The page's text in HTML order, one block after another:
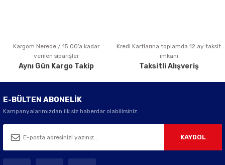
Gönder
Kargom Nerede / 15:00’a kadar
verilen siparişler
Aynı Gün Kargo Takip
Kredi Kartlarına toplamda 12 ay taksit
imkanı
Taksitli Alışveriş
E-BÜLTEN ABONELİK
Kampanyalarımızdan ilk siz haberdar olabilirsiniz.
KAYDOL